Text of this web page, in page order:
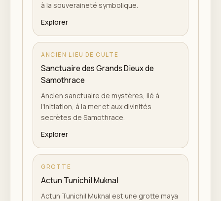
à la souveraineté symbolique.
Explorer
ANCIEN LIEU DE CULTE
Sanctuaire des Grands Dieux de
Samothrace
Ancien sanctuaire de mystères, lié à
l'initiation, à la mer et aux divinités
secrètes de Samothrace.
Explorer
GROTTE
Actun Tunichil Muknal
Actun Tunichil Muknal est une grotte maya